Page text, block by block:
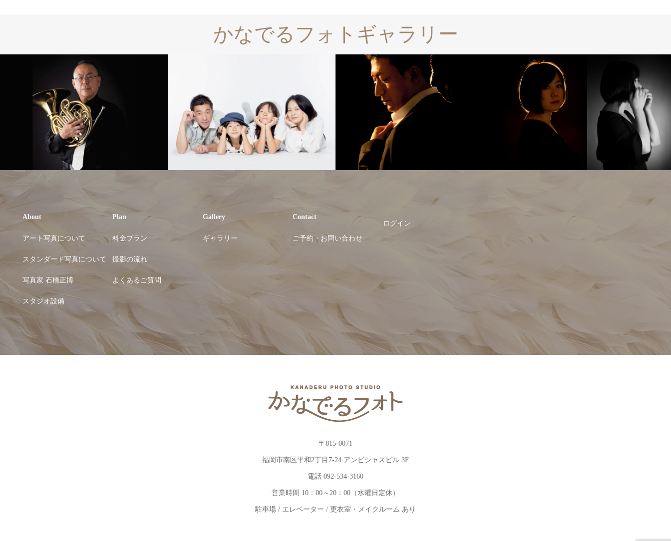
かなでるフォトギャラリー
About
アート写真について
スタンダード写真について
写真家 石橋正博
スタジオ設備
Plan
料金プラン
撮影の流れ
よくあるご質問
Gallery
ギャラリー
Contact
ご予約・お問い合わせ
ログイン
〒815-0071
福岡市南区平和2丁目7-24 アンビシャスビル 3F
電話 092-534-3160
営業時間 10：00～20：00（水曜日定休）
駐車場 / エレベーター / 更衣室・メイクルーム あり